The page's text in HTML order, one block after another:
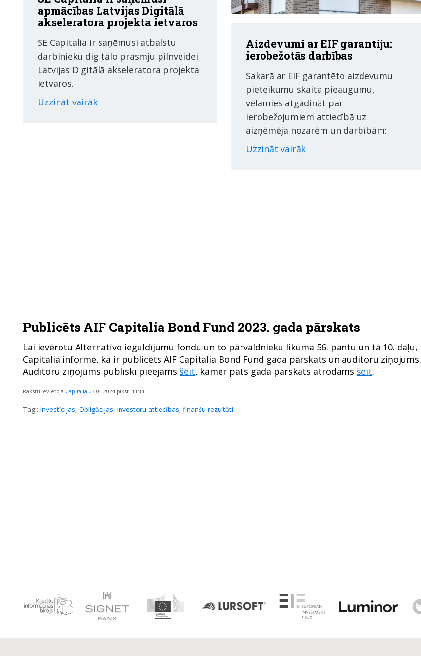
apmācības Latvijas Digitālā
akseleratora projekta ietvaros
SE Capitalia ir saņēmusi atbalstu
darbinieku digitālo prasmju pilnveidei
Latvijas Digitālā akseleratora projekta
ietvaros.
Uzzināt vairāk
Aizdevumi ar EIF garantiju:
ierobežotās darbības
Sakarā ar EIF garantēto aizdevumu
pieteikumu skaita pieaugumu,
vēlamies atgādināt par
ierobežojumiem attiecībā uz
aizņēmēja nozarēm un darbībām:
Uzzināt vairāk
Publicēts AIF Capitalia Bond Fund 2023. gada pārskats
Lai ievērotu Alternatīvo ieguldījumu fondu un to pārvaldnieku likuma 56. pantu un tā 10. daļu,
Capitalia informē, ka ir publicēts AIF Capitalia Bond Fund gada pārskats un auditoru ziņojums.
Auditoru ziņojums publiski pieejams šeit, kamēr pats gada pārskats atrodams šeit.
Rakstu ievietoja Capitalia 03.04.2024 plkst. 11:11
Tagi: Investīcijas, Obligācijas, investoru attiecības, finanšu rezultāti